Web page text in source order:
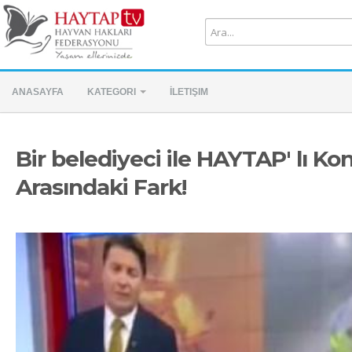
ANASAYFA KATEGORI İLETIŞIM
Bir belediyeci ile HAYTAP' lı
Arasındaki Fark!